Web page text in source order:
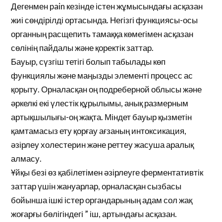
Дегенмен pain кезінде істен жұмысындағы асқазан
жиі сөндірілді ортасында. Негізгі функциясы-осы
органның расщепить тамаққа көмегімен асқазан
сөлінің пайдалы және қоректік заттар.
Бауыр, сүзгіш тетігі болып табылады көп
функциялы және маңызды элементі процесс ас
қорыту. Орналасқан оң подреберной облысы және
әркелкі екі үлестік құрылымы, анық размерным
артықшылығы-оң жақта. Міндет бауыр қызметін
қамтамасыз ету қорғау ағзаның интоксикация,
әзірлеу холестерин және реттеу жасуша аралық
алмасу.
Ұйқы безі өз қабілетімен әзірлеуге ферментативтік
заттар үшін жануарлар, орналасқан сызбасы
бойынша ішкі істер органдарының адам сол жақ
жоғарғы бөлігіндегі ” іш, артындағы асқазан.